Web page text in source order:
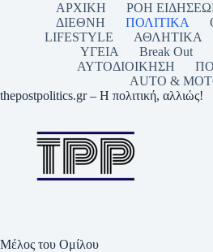
ΑΡΧΙΚΗ ΡΟΗ
ΔΙΕΘΝΗ
ΠΟΛΙΤΙΚΑ
LIFESTYLE
ΑΘΛΗΤΙΚΑ
ΥΓΕΙΑ
Break Out
ΑΥΤΟΔΙΟΙΚΗΣΗ
AUTO &
thepostpolitics.gr – Η πολιτική, αλλιώς!
Μέλος του Ομίλου